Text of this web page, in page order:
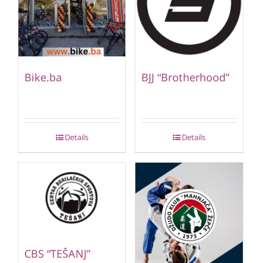
Bike.ba
Details
BJJ “Brotherhood”
Details
CBS “TEŠANJ”